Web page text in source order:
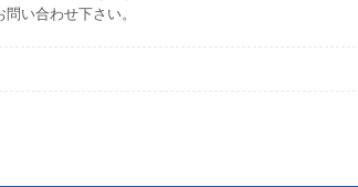
い合わせ下さい。